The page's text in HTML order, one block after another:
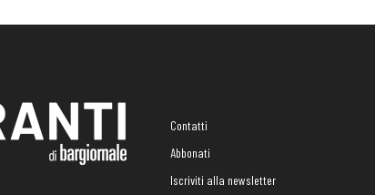
Contatti
Abbonati
Iscriviti alla newsletter